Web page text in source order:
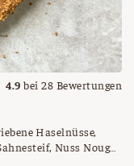
4.9 bei28 Bewertungen
Nuss Nougat